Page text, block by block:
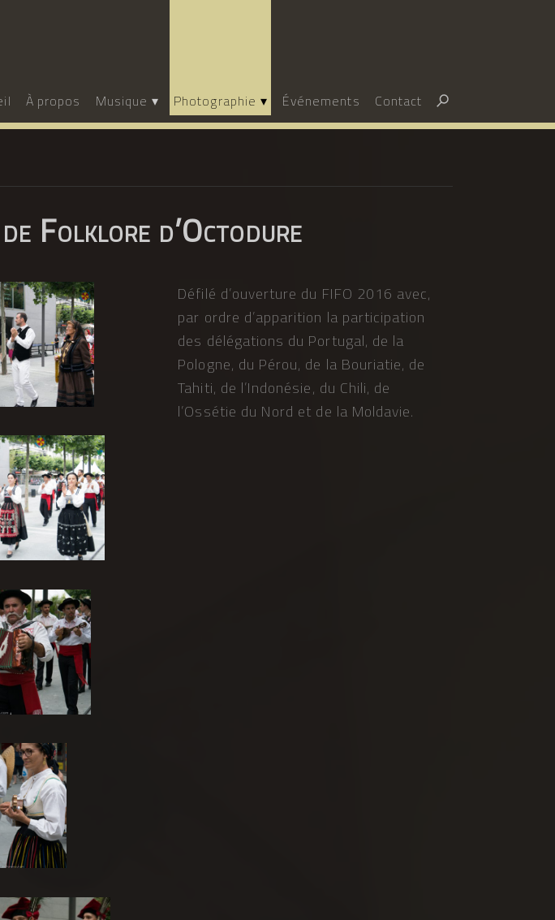
À propos Musique Photographie Événements Contact
Folklore d’Octodure
Défilé d’ouverture du FIFO 2016 avec,
par ordre d’apparition la participation
des délégations du Portugal, de la
Pologne, du Pérou, de la Bouriatie, de
Tahiti, de l’Indonésie, du Chili, de
l’Ossétie du Nord et de la Moldavie.